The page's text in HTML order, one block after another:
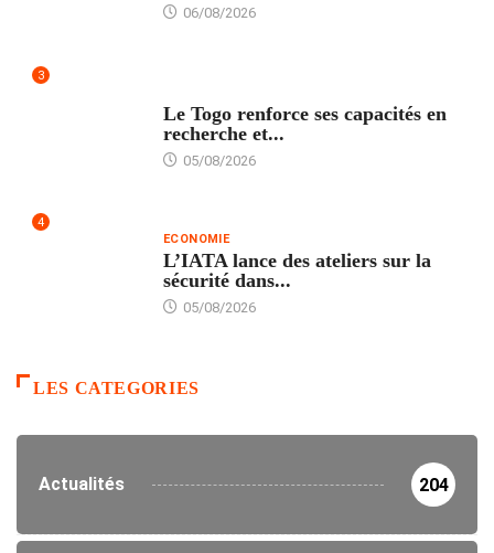
06/08/2026
3
Le Togo renforce ses capacités en
recherche et...
05/08/2026
4
ECONOMIE
L’IATA lance des ateliers sur la
sécurité dans...
05/08/2026
LES CATEGORIES
Actualités 204